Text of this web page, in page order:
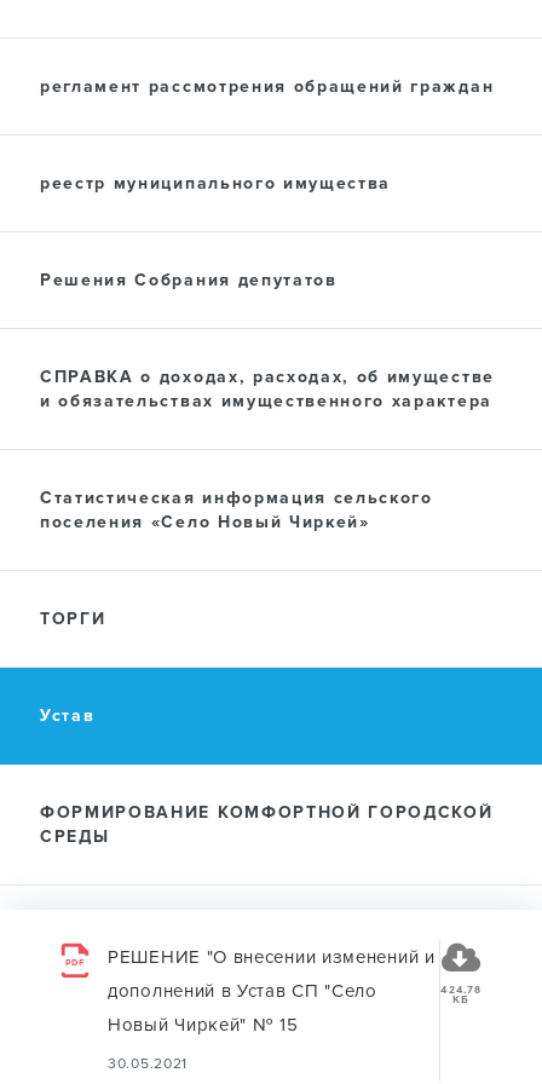
регламент рассмотрения обращений граждан
реестр муниципального имущества
Решения Собрания депутатов
СПРАВКА о доходах, расходах, об имуществе
и обязательствах имущественного характера
Статистическая информация сельского
поселения «Село Новый Чиркей»
ТОРГИ
Устав
ФОРМИРОВАНИЕ КОМФОРТНОЙ ГОРОДСКОЙ
СРЕДЫ
PDF
РЕШЕНИЕ "О внесении изменений и
дополнений в Устав СП "Село
Новый Чиркей" № 15
30.05.2021
424.78
КБ